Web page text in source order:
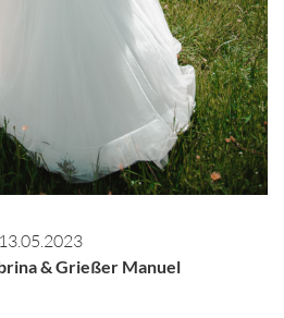
13.05.2023
& Grießer Manuel